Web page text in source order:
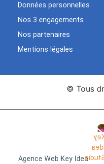
Données personnelles
Nos 3 engagements
Nos partenaires
Mentions légales
© Tous
Agence Web Key Idea